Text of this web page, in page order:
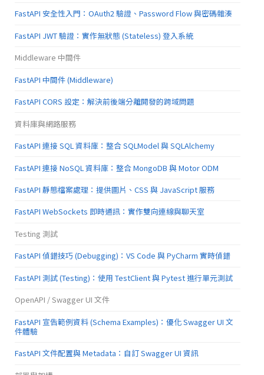
FastAPI 安全性入門：OAuth2 驗證、Password Flow 與密碼雜湊
FastAPI JWT 驗證：實作無狀態 (Stateless) 登入系統
Middleware 中間件
FastAPI 中間件 (Middleware)
FastAPI CORS 設定：解決前後端分離開發的跨域問題
資料庫與網路服務
FastAPI 連接 SQL 資料庫：整合 SQLModel 與 SQLAlchemy
FastAPI 連接 NoSQL 資料庫：整合 MongoDB 與 Motor ODM
FastAPI 靜態檔案處理：提供圖片、CSS 與 JavaScript 服務
FastAPI WebSockets 即時通訊：實作雙向連線與聊天室
Testing 測試
FastAPI 偵錯技巧 (Debugging)：VS Code 與 PyCharm 實時偵錯
FastAPI 測試 (Testing)：使用 TestClient 與 Pytest 進行單元測試
OpenAPI / Swagger UI 文件
FastAPI 宣告範例資料 (Schema Examples)：優化 Swagger UI 文
件體驗
FastAPI 文件配置與 Metadata：自訂 Swagger UI 資訊